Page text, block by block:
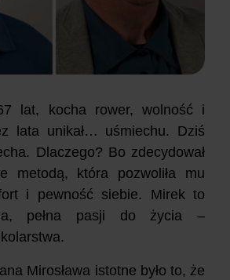
lat, kocha rower, wolność i
lata unikał… uśmiechu. Dziś
Dlaczego? Bo zdecydował
metodą, która pozwoliła mu
i pewność siebie. Mirekto
pełna pasji do życia –
Mirosława istotne było to, że